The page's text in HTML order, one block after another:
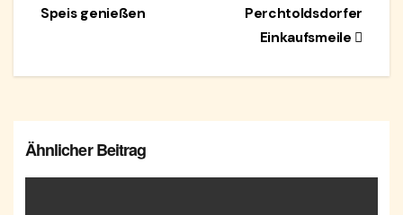
Perchtoldsdorfer
Einkaufsmeile
Speis genießen
Ähnlicher Beitrag